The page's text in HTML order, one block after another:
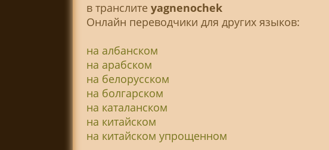
в транслитe yagnenochek
Онлайн переводчики для других языков:
на албанском
на арабском
на белорусском
на болгарском
на каталанском
на китайском
на китайском упрощенном